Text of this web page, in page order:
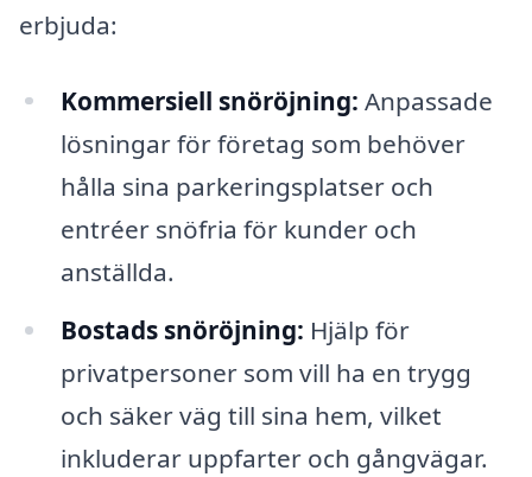
erbjuda:
Kommersiell snöröjning: Anpassade
lösningar för företag som behöver
hålla sina parkeringsplatser och
entréer snöfria för kunder och
anställda.
Bostads snöröjning: Hjälp för
privatpersoner som vill ha en trygg
och säker väg till sina hem, vilket
inkluderar uppfarter och gångvägar.